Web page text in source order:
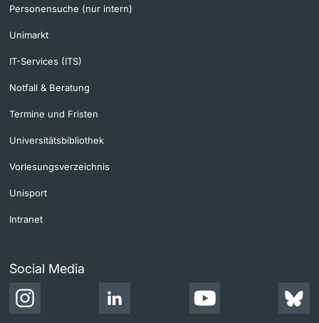
Personensuche (nur intern)
Unimarkt
IT-Services (ITS)
Notfall & Beratung
Termine und Fristen
Universitätsbibliothek
Vorlesungsverzeichnis
Unisport
Intranet
Social Media